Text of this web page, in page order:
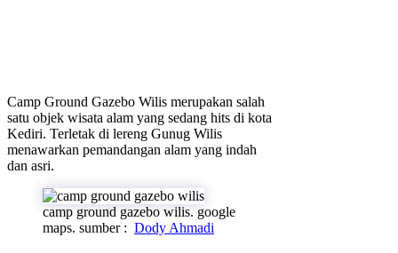
Camp Ground Gazebo Wilis merupakan salah
satu objek wisata alam yang sedang hits di kota
Kediri. Terletak di lereng Gunug Wilis
menawarkan pemandangan alam yang indah
dan asri.
camp ground gazebo wilis. google
maps. sumber : Dody Ahmadi